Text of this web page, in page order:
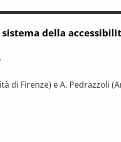
della
di Firenze) e A. Pedrazzoli
accessibilità locale